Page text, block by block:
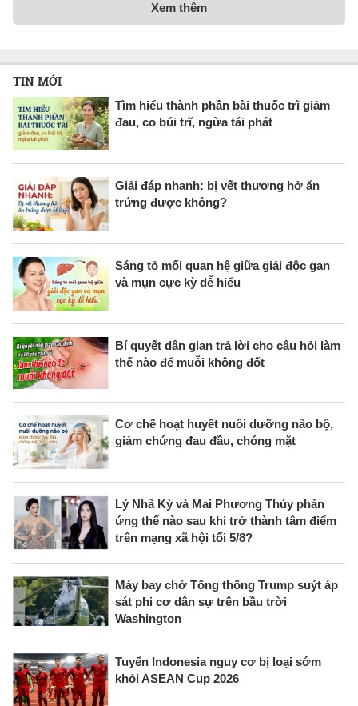
Xem thêm
TIN MỚI
Tìm hiểu thành phần bài thuốc trĩ giảm
đau, co búi trĩ, ngừa tái phát
Giải đáp nhanh: bị vết thương hở ăn
trứng được không?
Sáng tỏ mối quan hệ giữa giải độc gan
và mụn cực kỳ dễ hiểu
Bí quyết dân gian trả lời cho câu hỏi làm
thế nào để muỗi không đốt
Cơ chế hoạt huyết nuôi dưỡng não bộ,
giảm chứng đau đầu, chóng mặt
Lý Nhã Kỳ và Mai Phương Thúy phản
ứng thế nào sau khi trở thành tâm điểm
trên mạng xã hội tối 5/8?
Máy bay chở Tổng thống Trump suýt áp
sát phi cơ dân sự trên bầu trời
Washington
Tuyển Indonesia nguy cơ bị loại sớm
khỏi ASEAN Cup 2026